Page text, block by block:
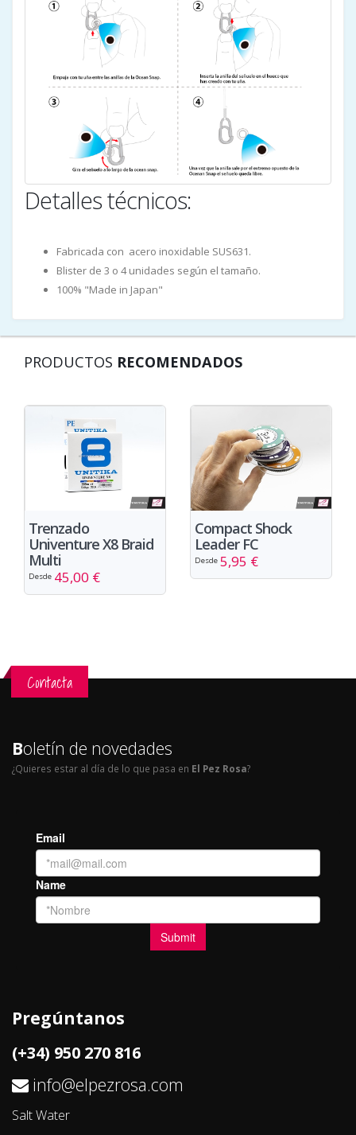
Detalles técnicos:
Fabricada con acero inoxidable SUS631.
Blister de 3 o 4 unidades según el tamaño.
100% "Made in Japan"
PRODUCTOS RECOMENDADOS
Trenzado
Univenture X8 Braid
Multi
Desde 45,00 €
Compact Shock
Leader FC
Desde 5,95 €
Contacta
Boletín de novedades
¿Quieres estar al día de lo que pasa en El Pez Rosa?
Pregúntanos
(+34) 950 270 816
info@elpezrosa.com
Salt Water